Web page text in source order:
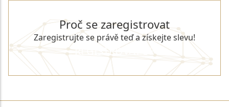
Proč se zaregistrovat
Zaregistrujte se právě teď a získejte slevu!
REGISTROVAT SE